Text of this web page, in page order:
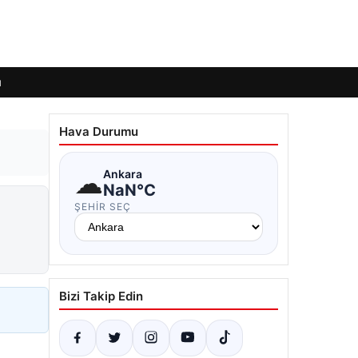
Hava Durumu
☁Ankara
NaN°C
ŞEHIR SEÇ
Bizi Takip Edin